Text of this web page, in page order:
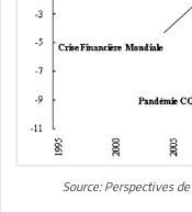
Source: Perspectives